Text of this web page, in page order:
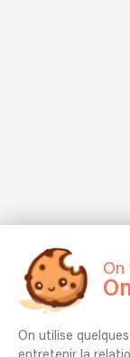
On
On utilise